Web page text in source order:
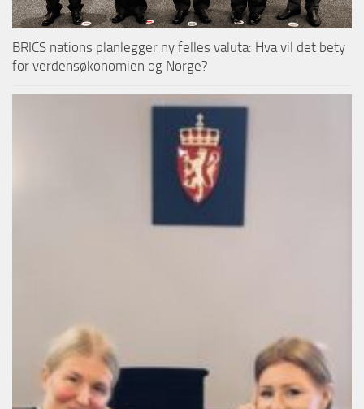
BRICS nations planlegger ny felles valuta: Hva vil det bety
for verdensøkonomien og Norge?